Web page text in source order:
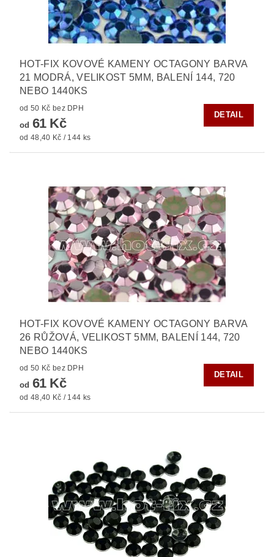
HOT-FIX KOVOVÉ KAMENY OCTAGONY BARVA
21 MODRÁ, VELIKOST 5MM, BALENÍ 144, 720
NEBO 1440KS
od 50 Kč bez DPH
od 61 Kč
od 48,40 Kč / 144 ks
DETAIL
HOT-FIX KOVOVÉ KAMENY OCTAGONY BARVA
26 RŮŽOVÁ, VELIKOST 5MM, BALENÍ 144, 720
NEBO 1440KS
od 50 Kč bez DPH
od 61 Kč
od 48,40 Kč / 144 ks
DETAIL